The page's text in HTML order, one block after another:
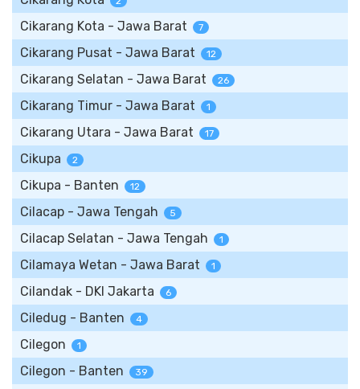
Cikarang Kota - Jawa Barat 7
Cikarang Pusat - Jawa Barat 12
Cikarang Selatan - Jawa Barat 26
Cikarang Timur - Jawa Barat 1
Cikarang Utara - Jawa Barat 17
Cikupa 2
Cikupa - Banten 12
Cilacap - Jawa Tengah 5
Cilacap Selatan - Jawa Tengah 1
Cilamaya Wetan - Jawa Barat 1
Cilandak - DKI Jakarta 6
Ciledug - Banten 4
Cilegon 1
Cilegon - Banten 39